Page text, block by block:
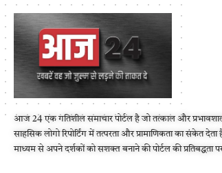
आज 24 एक गतिशील समाचार पोर्टल है जो तत्काल और
साहसिक लोगो रिपोर्टिंग में तत्परता और प्रामाणिकता का संकेत
माध्यम से अपने दर्शकों को सशक्त बनाने की पोर्टल की प्रतिबद्धता